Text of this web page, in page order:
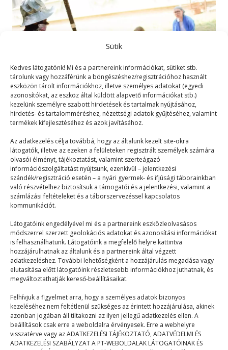
Sütik
Kedves látogatónk! Mi és a partnereink információkat, sütiket stb.
tárolunk vagy hozzáférünk a böngészéshez/regisztrációhoz használt
eszközön tárolt információkhoz, illetve személyes adatokat (egyedi
azonosítókat, az eszköz által küldött alapvető információkat stb.)
kezelünk személyre szabott hirdetések és tartalmak nyújtásához,
hirdetés- és tartalomméréshez, nézettségi adatok gyűjtéséhez, valamint
termékek kifejlesztéséhez és azok javításához.
Az adatkezelés célja továbbá, hogy az általunk kezelt site-okra
látogatók, illetve az ezeken a felületeken regisztrált személyek számára
olvasói élményt, tájékoztatást, valamint szerteágazó
információszolgáltatást nyújtsunk, ezenkívül – jelentkezési
szándék/regisztráció esetén – a nyári gyermek- és ifjúsági táborainkban
való részvételhez biztosítsuk a támogatói és a jelentkezési, valamint a
számlázási feltételeket és a táborszervezéssel kapcsolatos
kommunikációt.
Látogatóink engedélyével mi és a partnereink eszközleolvasásos
módszerrel szerzett geolokációs adatokat és azonosítási információkat
is felhasználhatunk. Látogatóink a megfelelő helyre kattintva
hozzájárulhatnak az általunk és a partnereink által végzett
adatkezeléshez. További lehetőségként a hozzájárulás megadása vagy
elutasítása előtt látogatóink részletesebb információkhoz juthatnak, és
megváltoztathatják kereső-beállításaikat.
Felhívjuk a figyelmet arra, hogy a személyes adatok bizonyos
kezeléséhez nem feltétlenül szükséges az érintett hozzájárulása, akinek
azonban jogában áll tiltakozni az ilyen jellegű adatkezelés ellen. A
beállítások csak erre a weboldalra érvényesek. Erre a webhelyre
visszatérve vagy az ADATKEZELÉSI TÁJÉKOZTATÓ, ADATVÉDELMI ÉS
ADATKEZELÉSI SZABÁLYZAT A PT-WEBOLDALAK LÁTOGATÓINAK ÉS
Időutazás
Mix
2025. 05. 31.
Melyik korszakban élnél legszívesebben? Mit tudsz a
mögöttünk hagyott időkről? Szeretnél többet tudni?
A 20-as…
© 2023–2026
Navigáció
Főoldal